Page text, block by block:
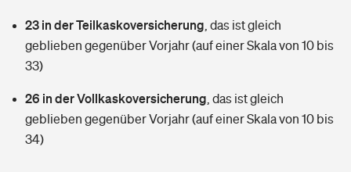
Zur Übersicht
Hochwasser-Check: Wie gefährdet ist Ihr Haus?
Handyversicherung
Private Cyberversicherung
Wer versichert was: Jetzt Versicherer finden
Sie haben Fragen?
Rentenrechner: Wie viel Geld bekomme ich im Alter?
23 in der Teilkaskoversicherung das ist gleich
geblieben gegenüber Vorjahr (auf einer Skala von 10 bis
33)
26 in der Vollkaskoversicherung das ist gleich
geblieben gegenüber Vorjahr (auf einer Skala von 10 bis
34)